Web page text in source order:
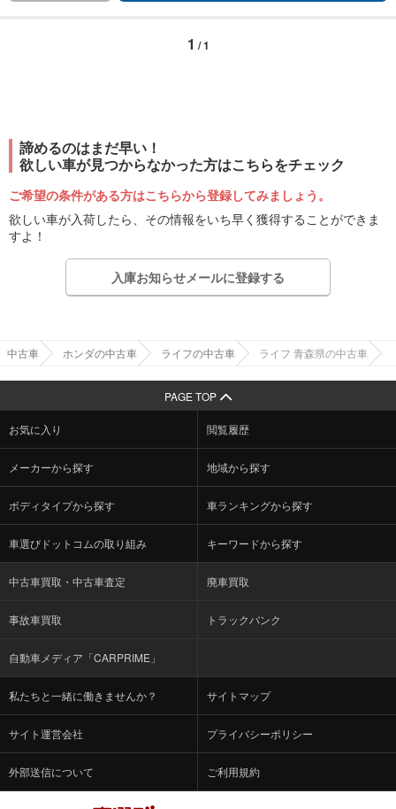
1 / 1
諦めるのはまだ早い！
欲しい車が見つからなかった方はこちらをチェック
ご希望の条件がある方はこちらから登録してみましょう。
欲しい車が入荷したら、その情報をいち早く獲得することができま
すよ！
入庫お知らせメールに登録する
中古車 ホンダの中古車 ライフの中古車 ライフ 青森県の中古車
PAGE TOP
お気に入り 閲覧履歴
メーカーから探す 地域から探す
ボディタイプから探す 車ランキングから探す
車選びドットコムの取り組み キーワードから探す
中古車買取・中古車査定 廃車買取
事故車買取 トラックバンク
自動車メディア「CARPRIME」
私たちと一緒に働きませんか？ サイトマップ
サイト運営会社 プライバシーポリシー
外部送信について ご利用規約